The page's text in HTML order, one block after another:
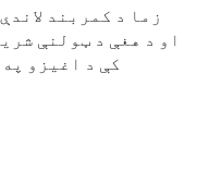
کې د اغیزو